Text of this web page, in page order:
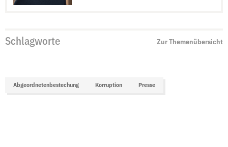
Schlagworte Zur Themenübersicht
Abgeordnetenbestechung Korruption Presse